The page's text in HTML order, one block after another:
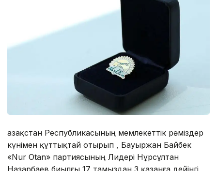
Қазақстан Республикасының мемлекеттік рәміздер
күнімен құттықтай отырып , Бауыржан Байбек
«Nur Otan» партиясының Лидері Нұрсұлтан
Назарбаев биылғы 17 тамыздан 3 қазанға дейінгі